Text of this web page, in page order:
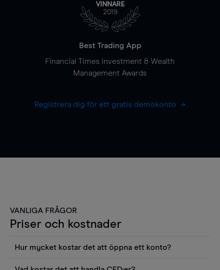
VINNARE
2019
Best Trading App
Financial Times Investment & Wealth
Management Awards
Registrera dig för ett gratis demokonto
VANLIGA FRÅGOR
Priser och kostnader
Hur mycket kostar det att öppna ett konto?